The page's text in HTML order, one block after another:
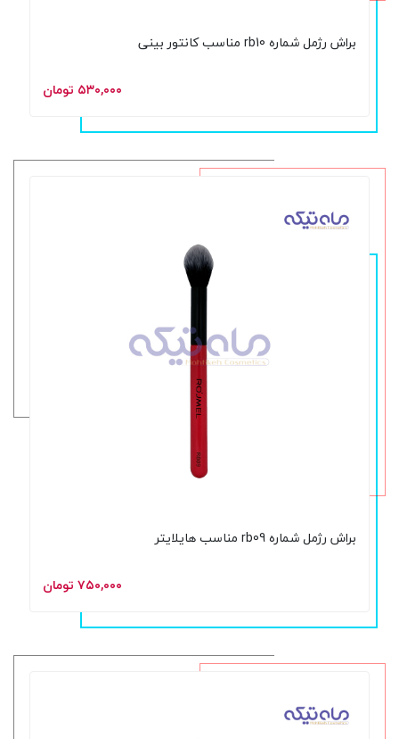
براش رژمل شماره rb10 مناسب کانتور بینی
۵۳۰,۰۰۰ تومان
براش رژمل شماره rb09 مناسب هایلایتر
۷۵۰,۰۰۰ تومان